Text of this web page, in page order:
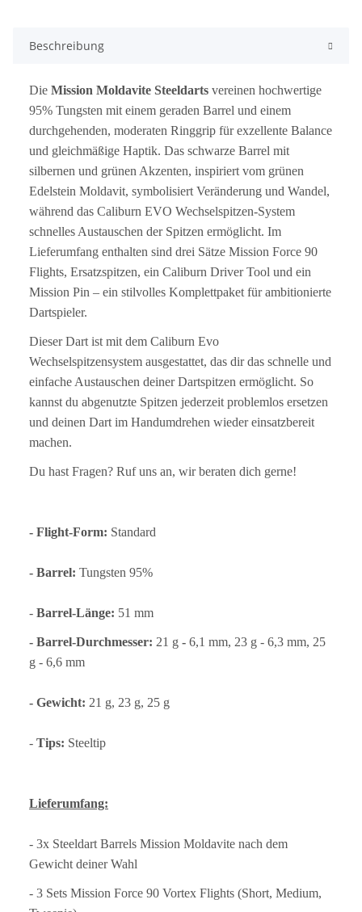
Beschreibung
Die Mission Moldavite Steeldarts vereinen hochwertige
95% Tungsten mit einem geraden Barrel und einem
durchgehenden, moderaten Ringgrip für exzellente Balance
und gleichmäßige Haptik. Das schwarze Barrel mit
silbernen und grünen Akzenten, inspiriert vom grünen
Edelstein Moldavit, symbolisiert Veränderung und Wandel,
während das Caliburn EVO Wechselspitzen-System
schnelles Austauschen der Spitzen ermöglicht. Im
Lieferumfang enthalten sind drei Sätze Mission Force 90
Flights, Ersatzspitzen, ein Caliburn Driver Tool und ein
Mission Pin – ein stilvolles Komplettpaket für ambitionierte
Dartspieler.
Dieser Dart ist mit dem Caliburn Evo
Wechselspitzensystem ausgestattet, das dir das schnelle und
einfache Austauschen deiner Dartspitzen ermöglicht. So
kannst du abgenutzte Spitzen jederzeit problemlos ersetzen
und deinen Dart im Handumdrehen wieder einsatzbereit
machen.
Du hast Fragen? Ruf uns an, wir beraten dich gerne!
- Flight-Form: Standard
- Barrel: Tungsten 95%
- Barrel-Länge: 51 mm
- Barrel-Durchmesser: 21 g - 6,1 mm, 23 g - 6,3 mm, 25
g - 6,6 mm
- Gewicht: 21 g, 23 g, 25 g
- Tips: Steeltip
Lieferumfang:
- 3x Steeldart Barrels Mission Moldavite nach dem
Gewicht deiner Wahl
- 3 Sets Mission Force 90 Vortex Flights (Short, Medium,